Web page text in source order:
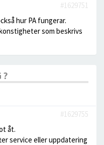
#1629751
hur PA fungerar.
som beskrivs
?
#1629755
åt.
service eller uppdatering